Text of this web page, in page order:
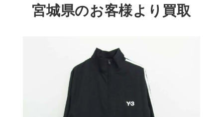
宮城県のお客様より買取